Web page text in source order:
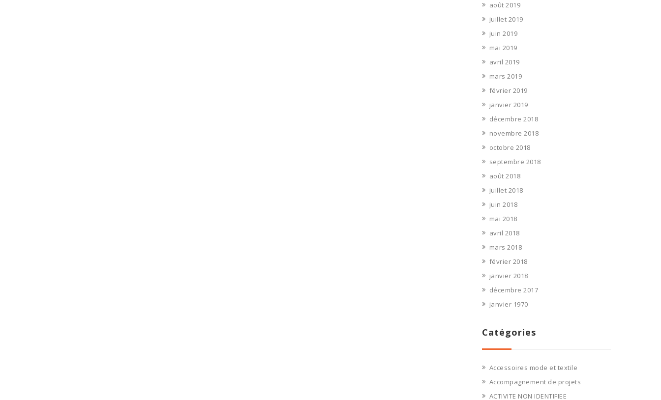
août 2019
juillet 2019
juin 2019
mai 2019
avril 2019
mars 2019
février 2019
janvier 2019
décembre 2018
novembre 2018
octobre 2018
septembre 2018
août 2018
juillet 2018
juin 2018
mai 2018
avril 2018
mars 2018
février 2018
janvier 2018
décembre 2017
janvier 1970
Catégories
Accessoires mode et textile
Accompagnement de projets
ACTIVITE NON IDENTIFIEE